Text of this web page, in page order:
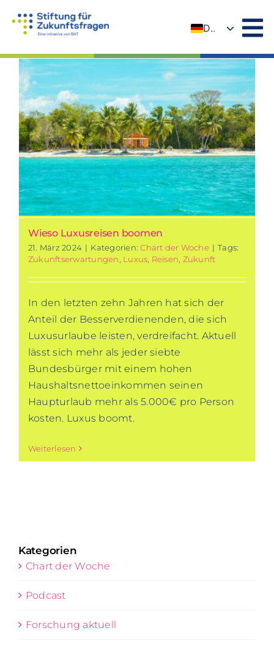
Inhalt
DE
Wieso Luxusreisen boomen
21. März 2024 | Kategorien:Chart der Woche | Tags:
Zukunftserwartungen, Luxus, Reisen, Zukunft
In den letzten zehn Jahren hat sich der
Anteil der Besserverdienenden, die sich
Luxusurlaube leisten, verdreifacht. Aktuell
lässt sich mehr als jeder siebte
Bundesbürger mit einem hohen
Haushaltsnettoeinkommen seinen
Haupturlaub mehr als 5.000€ pro Person
kosten. Luxus boomt.
Weiterlesen
Kategorien
Chart der Woche
Podcast
Forschung aktuell